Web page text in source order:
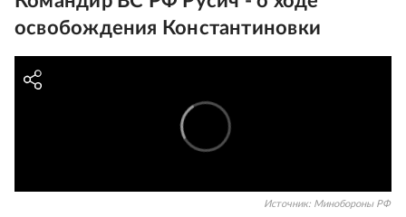
освобождения Константиновки
Источник: Минобороны РФ